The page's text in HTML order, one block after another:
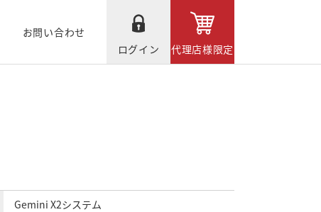
お問い合わせ
ログイン
代理店様限定
Gemini X2システム